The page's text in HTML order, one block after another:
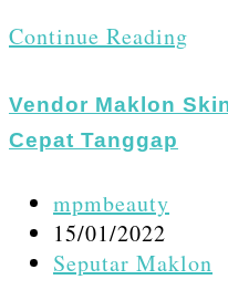
Continue Reading
Vendor Maklon
Cepat Tanggap
Post
author:
mpmbeauty
Post
published:
15/01/2022
Post
Seputar Maklon